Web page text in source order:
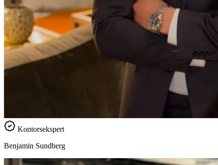
Kontorsekspert
Benjamin Sundberg